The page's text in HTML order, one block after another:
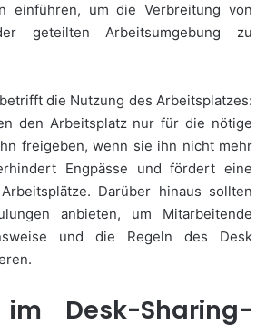
einführen, um die Verbreitung von
geteilten Arbeitsumgebung zu
die Nutzung des Arbeitsplatzes:
den Arbeitsplatz nur für die nötige
freigeben, wenn sie ihn nicht mehr
Engpässe und fördert eine
Darüber hinaus sollten
anbieten, um Mitarbeitende
und die Regeln des Desk
Desk-Sharing-